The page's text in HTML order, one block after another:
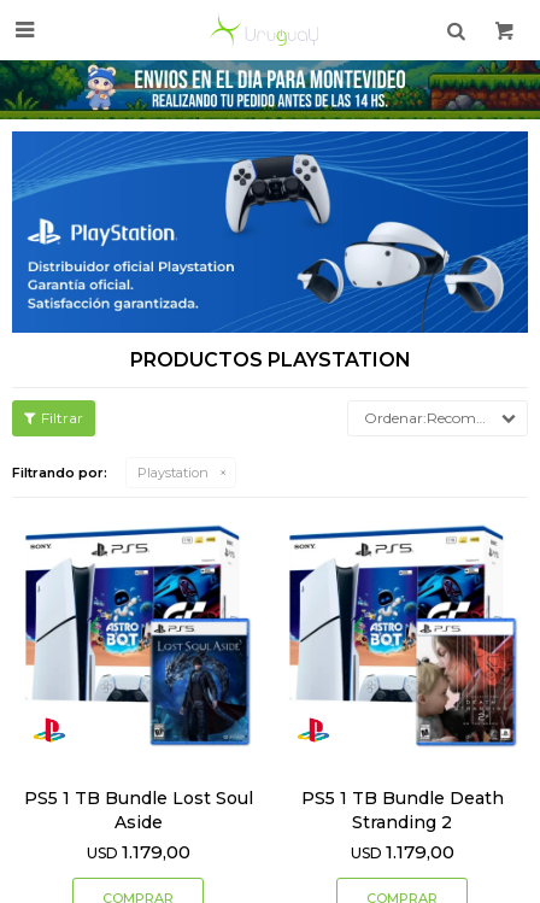

PRODUCTOS PLAYSTATION
Recomendados
Filtrando por: Playstation
PS5 1 TB Bundle Lost Soul
Aside
USD 1.179,00
PS5 1 TB Bundle Death
Stranding 2
USD 1.179,00